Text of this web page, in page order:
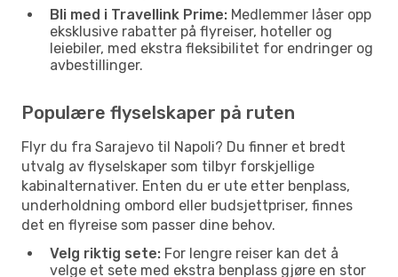
Bli med i Travellink Prime: Medlemmer låser opp
eksklusive rabatter på flyreiser, hoteller og
leiebiler, med ekstra fleksibilitet for endringer og
avbestillinger.
Populære flyselskaper på ruten
Flyr du fra Sarajevo til Napoli? Du finner et bredt
utvalg av flyselskaper som tilbyr forskjellige
kabinalternativer. Enten du er ute etter benplass,
underholdning ombord eller budsjettpriser, finnes
det en flyreise som passer dine behov.
Velg riktig sete: For lengre reiser kan det å
velge et sete med ekstra benplass gjøre en stor